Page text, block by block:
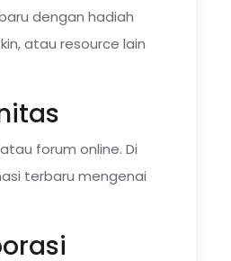
dengan hadiah
atau resource lain
forum online. Di
terbaru mengenai